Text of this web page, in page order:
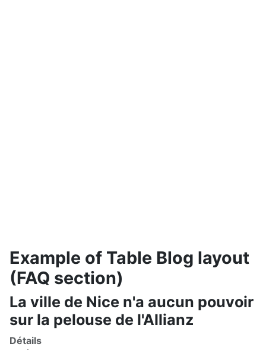
Example of Table Blog layout
(FAQ section)
La ville de Nice n'a aucun pouvoir
sur la pelouse de l'Allianz
Détails